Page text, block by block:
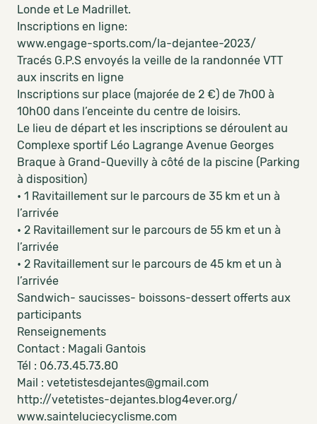
Londe et Le Madrillet.
Inscriptions en ligne:
www.engage-sports.com/la-dejantee-2023/
Tracés G.P.S envoyés la veille de la randonnée VTT
aux inscrits en ligne
Inscriptions sur place (majorée de 2 €) de 7h00 à
10h00 dans l’enceinte du centre de loisirs.
Le lieu de départ et les inscriptions se déroulent au
Complexe sportif Léo Lagrange Avenue Georges
Braque à Grand-Quevilly à côté de la piscine (Parking
à disposition)
• 1 Ravitaillement sur le parcours de 35 km et un à
l’arrivée
• 2 Ravitaillement sur le parcours de 55 km et un à
l’arrivée
• 2 Ravitaillement sur le parcours de 45 km et un à
l’arrivée
Sandwich- saucisses- boissons-dessert offerts aux
participants
Renseignements
Contact : Magali Gantois
Tél : 06.73.45.73.80
Mail : vetetistesdejantes@gmail.com
http://vetetistes-dejantes.blog4ever.org/
www.sainteluciecyclisme.com